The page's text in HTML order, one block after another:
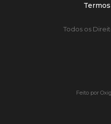
Todos os
Feito por